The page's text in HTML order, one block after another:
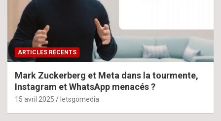
ARTICLES RÉCENTS
Mark Zuckerberg et Meta dans la tourmente,
Instagram et WhatsApp menacés ?
15 avril 2025 letsgomedia